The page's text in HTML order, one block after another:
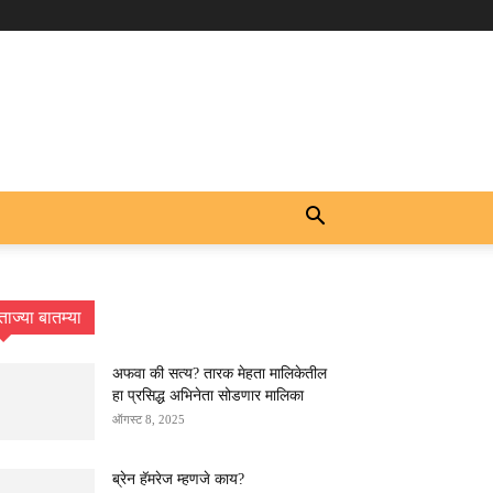
बातम्या
अफवा की सत्य? तारक मेहता मालिकेतील
हा प्रसिद्ध अभिनेता सोडणार मालिका
ऑगस्ट 8, 2025
ब्रेन हॅमरेज म्हणजे काय?